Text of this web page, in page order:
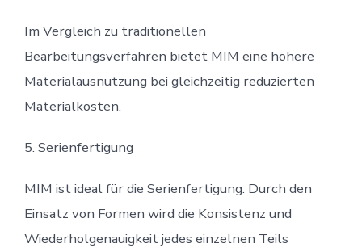
Im Vergleich zu traditionellen
Bearbeitungsverfahren bietet MIM eine höhere
Materialausnutzung bei gleichzeitig reduzierten
Materialkosten.
5. Serienfertigung
MIM ist ideal für die Serienfertigung. Durch den
Einsatz von Formen wird die Konsistenz und
Wiederholgenauigkeit jedes einzelnen Teils